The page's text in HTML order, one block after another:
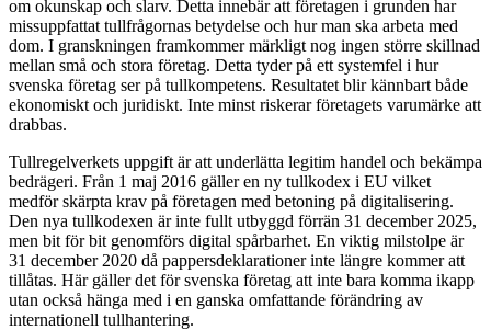
om okunskap och slarv. Detta innebär att företagen i grunden har
missuppfattat tullfrågornas betydelse och hur man ska arbeta med
dom. I granskningen framkommer märkligt nog ingen större skillnad
mellan små och stora företag. Detta tyder på ett systemfel i hur
svenska företag ser på tullkompetens. Resultatet blir kännbart både
ekonomiskt och juridiskt. Inte minst riskerar företagets varumärke att
drabbas.
Tullregelverkets uppgift är att underlätta legitim handel och bekämpa
bedrägeri. Från 1 maj 2016 gäller en ny tullkodex i EU vilket
medför skärpta krav på företagen med betoning på digitalisering.
Den nya tullkodexen är inte fullt utbyggd förrän 31 december 2025,
men bit för bit genomförs digital spårbarhet. En viktig milstolpe är
31 december 2020 då pappersdeklarationer inte längre kommer att
tillåtas. Här gäller det för svenska företag att inte bara komma ikapp
utan också hänga med i en ganska omfattande förändring av
internationell tullhantering.